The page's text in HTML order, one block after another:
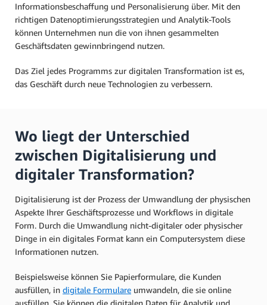
Informationsbeschaffung und Personalisierung über. Mit den
richtigen Datenoptimierungsstrategien und Analytik-Tools
können Unternehmen nun die von ihnen gesammelten
Geschäftsdaten gewinnbringend nutzen.
Das Ziel jedes Programms zur digitalen Transformation ist es,
das Geschäft durch neue Technologien zu verbessern.
Wo liegt der Unterschied
zwischen Digitalisierung und
digitaler Transformation?
Digitalisierung ist der Prozess der Umwandlung der physischen
Aspekte Ihrer Geschäftsprozesse und Workflows in digitale
Form. Durch die Umwandlung nicht-digitaler oder physischer
Dinge in ein digitales Format kann ein Computersystem diese
Informationen nutzen.
Beispielsweise können Sie Papierformulare, die Kunden
ausfüllen, in digitale Formulare umwandeln, die sie online
ausfüllen. Sie können die digitalen Daten für Analytik und